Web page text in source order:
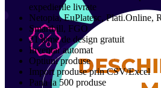
expedierile livrate
Netopia, EuPlatesc, Plati.Online,
Smartbill, FGO
21 teme de design gratuit
Inventar automat
Optiuni produse
Import produse prin CSV/Excel
Pana la 500 produse